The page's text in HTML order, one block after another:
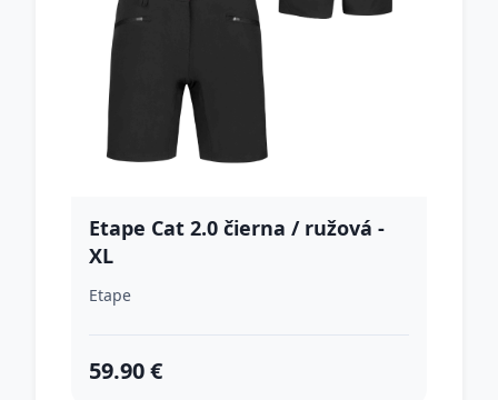
Etape Cat 2.0 čierna / ružová -
XL
Etape
59.90 €